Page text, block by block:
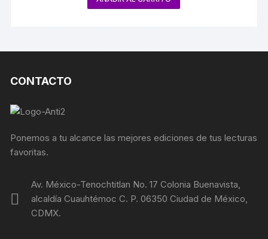
CONTACTO
Ponemos a tu alcance las mejores ediciones de tus lecturas
favoritas.
Av. México-Tenochtitlan No. 17 Colonia Buenavista,
alcaldía Cuauhtémoc C. P. 06350 Ciudad de México,
CDMX.